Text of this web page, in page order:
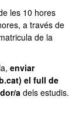
les 10 hores
a través de
de la
enviar
el full de
a dels estudis.